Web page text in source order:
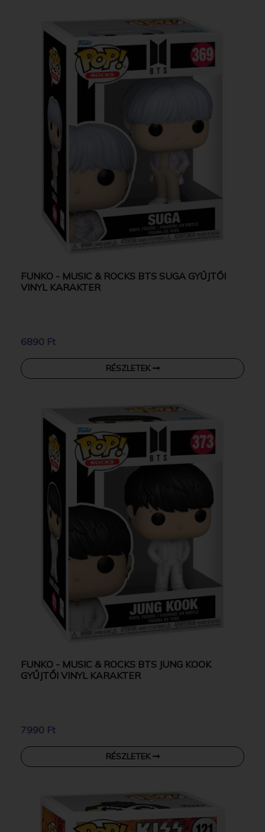
FUNKO - MUSIC & ROCKS BTS SUGA GYŰJTŐI
VINYL KARAKTER
6890 Ft
RÉSZLETEK
FUNKO - MUSIC & ROCKS BTS JUNG KOOK
GYŰJTŐI VINYL KARAKTER
7990 Ft
RÉSZLETEK